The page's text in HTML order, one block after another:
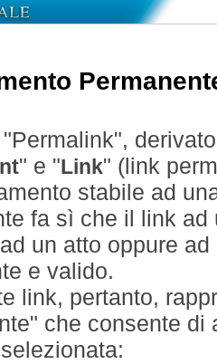
" e " Link" (link
stabile ad
fa sì che il link
un atto oppure
e valido.
link, pertanto,
che consente